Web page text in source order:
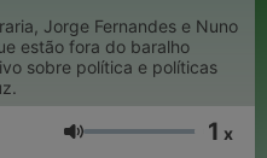
Jorge Fernandes e Nuno
estão fora do baralho
sobre política e políticas
음량 1 x